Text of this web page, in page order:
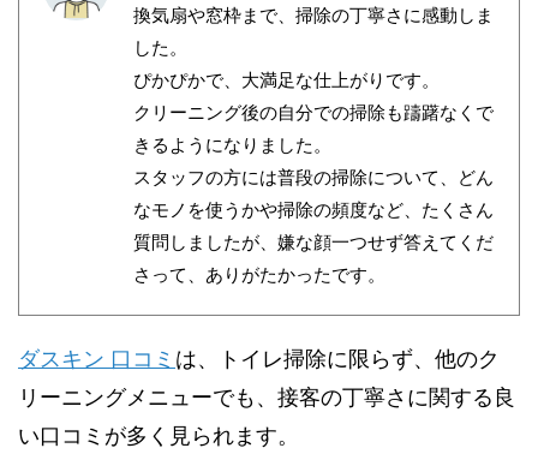
換気扇や窓枠まで、掃除の丁寧さに感動しま
した。
ぴかぴかで、大満足な仕上がりです。
クリーニング後の自分での掃除も躊躇なくで
きるようになりました。
スタッフの方には普段の掃除について、どん
なモノを使うかや掃除の頻度など、たくさん
質問しましたが、嫌な顔一つせず答えてくだ
さって、ありがたかったです。
ダスキン 口コミ は、トイレ掃除に限らず、他のク
リーニングメニューでも、接客の丁寧さに関する良
い口コミが多く見られます。